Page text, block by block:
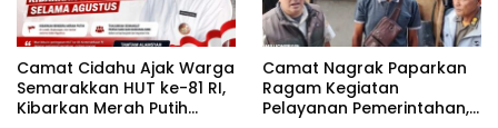
Camat Cidahu Ajak Warga
Semarakkan HUT ke-81 RI,
Kibarkan Merah Putih
Camat Nagrak Paparkan
Ragam Kegiatan
Pelayanan Pemerintahan,